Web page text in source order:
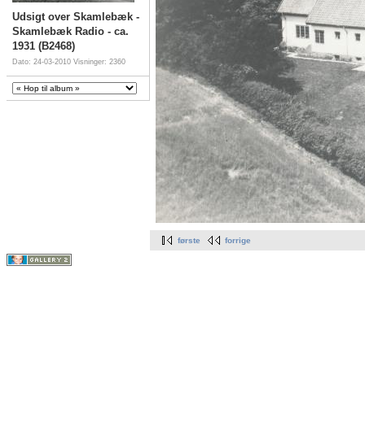
Udsigt over Skamlebæk -
Skamlebæk Radio - ca.
1931 (B2468)
Dato: 24-03-2010 Visninger: 2360
første forrige